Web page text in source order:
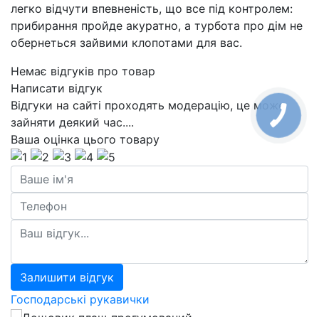
легко відчути впевненість, що все під контролем:
прибирання пройде акуратно, а турбота про дім не
обернеться зайвими клопотами для вас.
Немає відгуків про товар
Написати відгук
Відгуки на сайті проходять модерацію, це може
зайняти деякий час....
Ваша оцінка цього товару
Залишити відгук
Господарські рукавички